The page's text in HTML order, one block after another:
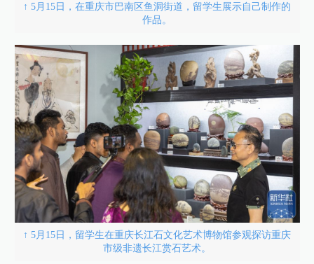
↑ 5月15日，在重庆市巴南区鱼洞街道，留学生展示自己制作的
作品。
↑ 5月15日，留学生在重庆长江石文化艺术博物馆参观探访重庆
市级非遗长江赏石艺术。